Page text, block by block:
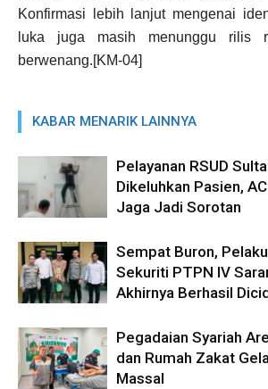
Konfirmasi lebih lanjut mengenai
luka juga masih menunggu rilis
berwenang.[KM-04]
KABAR MENARIK LAINNYA
Pelayanan RSUD
Dikeluhkan Pasien,
Jaga Jadi Sorotan
Sempat Buron,
Sekuriti PTPN IV
Akhirnya Berhasil
Pegadaian Syariah
dan Rumah Zakat
Massal